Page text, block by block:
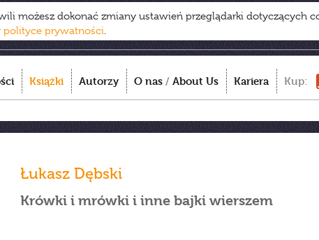
możesz dokonać zmiany ustawień przeglądarki dotyczących
polityce prywatności.
Książki Autorzy O nas / About Us Kariera Kup:
Łukasz Dębski
Krówki i mrówki i inne bajki wierszem